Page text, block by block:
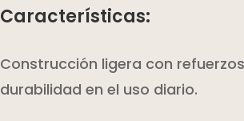
Características:
Construcción ligera con
durabilidad en el uso diario.